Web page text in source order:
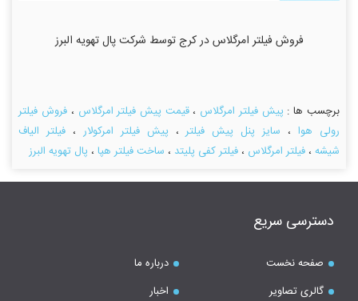
فروش فیلتر امرگلاس در کرج توسط شرکت پال تهویه البرز
برچسب ها : پیش فیلتر امرگلاس ،قیمت پیش فیلتر امرگلاس ، فروش فیلتر
رولی هوا ، سایز پنل پیش فیلتر، پیش فیلتر امرکولار ، فیلتر الیاف
شیشه ،فیلتر امرگلاس ،فیلتر کفی پلیتد ، ساخت فیلتر هپا ، پال تهویه البرز
دسترسی سریع
صفحه نخست
درباره ما
گالری تصاویر
اخبار